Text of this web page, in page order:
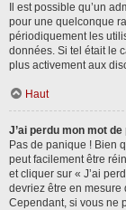
Il est possible qu’un
pour une quelconque
périodiquement les
données. Si tel était le
plus activement aux
Haut
J’ai perdu mon mot de
Pas de panique ! Bien
peut facilement être
et cliquer sur « J’ai
devriez être en
Cependant, si vous ne